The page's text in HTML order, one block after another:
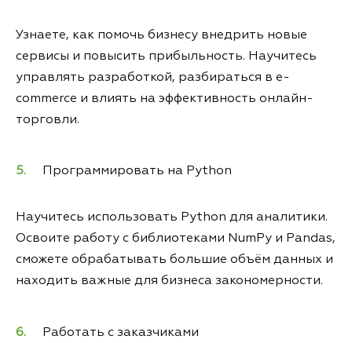
Узнаете, как помочь бизнесу внедрить новые
сервисы и повысить прибыльность. Научитесь
управлять разработкой, разбираться в e-
commerce и влиять на эффективность онлайн-
торговли.
Программировать на Python
Научитесь использовать Python для аналитики.
Освоите работу с библиотеками NumPy и Pandas,
сможете обрабатывать большие объём данных и
находить важные для бизнеса закономерности.
Работать с заказчиками